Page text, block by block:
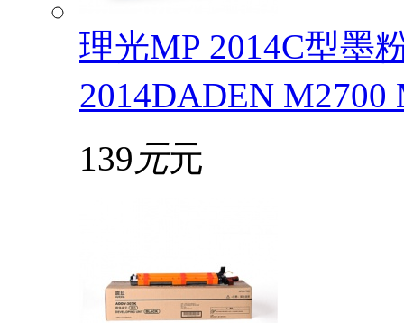
理光MP 2014C型墨
2014DADEN
139 元元